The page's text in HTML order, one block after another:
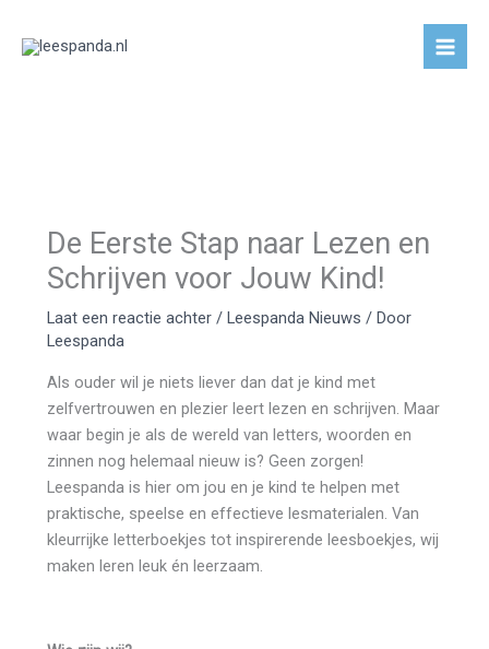
naar
De Eerste Stap naar Lezen en
Schrijven voor Jouw Kind!
Laat een reactie achter / Leespanda Nieuws / Door
Leespanda
Als ouder wil je niets liever dan dat je kind met
zelfvertrouwen en plezier leert lezen en schrijven. Maar
waar begin je als de wereld van letters, woorden en
zinnen nog helemaal nieuw is? Geen zorgen!
Leespanda is hier om jou en je kind te helpen met
praktische, speelse en effectieve lesmaterialen. Van
kleurrijke letterboekjes tot inspirerende leesboekjes, wij
maken leren leuk én leerzaam.